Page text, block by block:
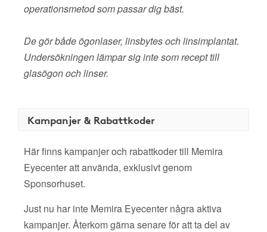
operationsmetod som passar dig bäst.
De gör både ögonlaser, linsbytes och linsimplantat.
Undersökningen lämpar sig inte som recept till
glasögon och linser.
Kampanjer & Rabattkoder
Här finns kampanjer och rabattkoder till Memira
Eyecenter att använda, exklusivt genom
Sponsorhuset.
Just nu har inte Memira Eyecenter några aktiva
kampanjer. Återkom gärna senare för att ta del av